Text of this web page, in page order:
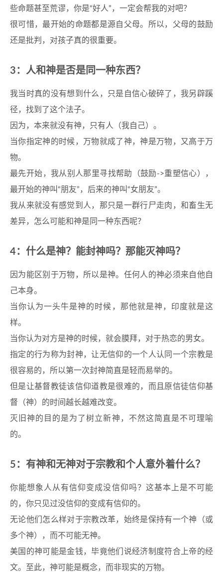
些命题甚至荒谬，你是“好人”，一定会帮我的对吧？
很可惜，最开始的命题都是源自父母。所以，父母的鼓励
还是批判，对孩子真的很重要。
3：人和神是否是同一种东西？
我当时真的没有想到什么，只是自信心破碎了，我另辟蹊
径，找到了这个法子。
因为，本来就没有神，只有人（我自己）。
当你指定神的时候，万物就成了神，神是万物，又高于万
物。
最先开始，我从别人那里寻找帮助（鼓励->重塑信心），
最开始的神叫“朋友”，后来的神叫“女朋友”。
我从来就没有感觉到人，那只是一群行尸走肉，和畜生无
差异，怎么可能和神是同一种东西呢？
4：什么是神？能封神吗？那能灭神吗？
因为能区别于万物，所以是神。任何人的神必须来自他自
己本身。
当你认为一头牛是神的时候，那他就是神，印度就是这
样。
当你认为对方是神的时候，就会膜拜，对于热恋的男女。
指定的行为称为封神，让无信仰的一个人认同一个宗教是
很容易的，所以第一次封神简直是轻而易举的。
但是让基督教徒该信仰道教是很难的，而且原信徒信仰基
督（神）的时间越长越难改变。
灭旧神的目的是为了树立新神，不然这简直是不可理喻
的。
5：有神和无神对于宗教和个人意外着什么？
你能想象人从有信仰变成没信仰吗？这基本上是不可能
的，你只见过没信仰的变成有信仰的。
无论他们怎么样对于宗教改革，始终是保持有一个神（或
多个神），而不可能无神。
美国的神可能是金钱，毕竟他们说经济制度符合上帝的经
文。至此，神可能是概念，而非现实的万物。